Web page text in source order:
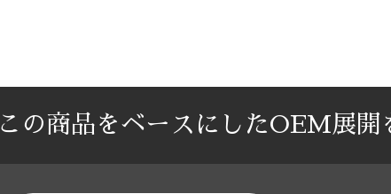
この商品をベースにしたOEM展開